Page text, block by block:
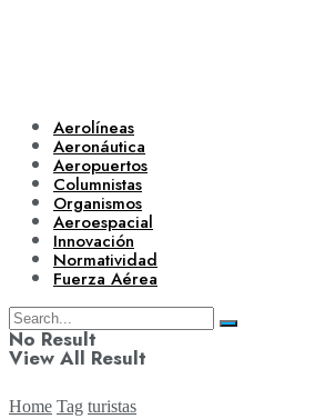
Aerolíneas
Aeronáutica
Aeropuertos
Columnistas
Organismos
Aeroespacial
Innovación
Normatividad
Fuerza Aérea
No Result
View All Result
Home Tag turistas